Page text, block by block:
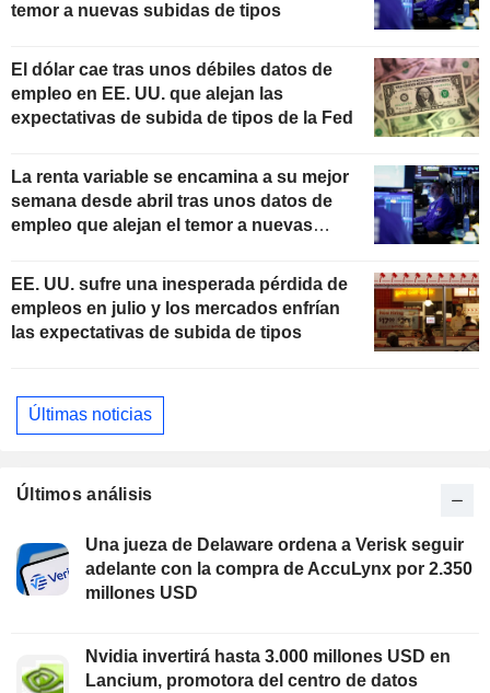
temor a nuevas subidas de tipos
El dólar cae tras unos débiles datos de
empleo en EE. UU. que alejan las
expectativas de subida de tipos de la Fed
La renta variable se encamina a su mejor
semana desde abril tras unos datos de
empleo que alejan el temor a nuevas
EE. UU. sufre una inesperada pérdida de
empleos en julio y los mercados enfrían
las expectativas de subida de tipos
Últimas noticias
Últimos análisis
Una jueza de Delaware ordena a Verisk seguir
adelante con la compra de AccuLynx por 2.350
millones USD
Nvidia invertirá hasta 3.000 millones USD en
Lancium, promotora del centro de datos